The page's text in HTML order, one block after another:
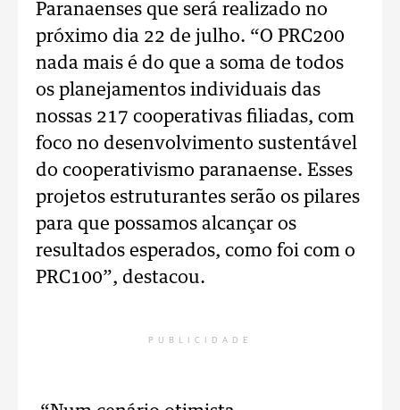
Paranaenses que será realizado no
próximo dia 22 de julho. “O PRC200
nada mais é do que a soma de todos
os planejamentos individuais das
nossas 217 cooperativas filiadas, com
foco no desenvolvimento sustentável
do cooperativismo paranaense. Esses
projetos estruturantes serão os pilares
para que possamos alcançar os
resultados esperados, como foi com o
PRC100”, destacou.
PUBLICIDADE